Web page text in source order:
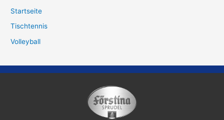
Startseite
Tischtennis
Volleyball